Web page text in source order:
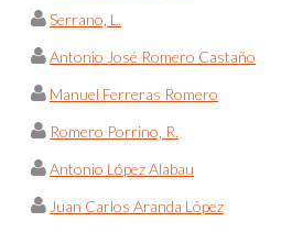
Serrano, L.
Antonio José Romero Castaño
Manuel Ferreras Romero
Romero Porrino, R.
Antonio López Alabau
Juan Carlos Aranda López